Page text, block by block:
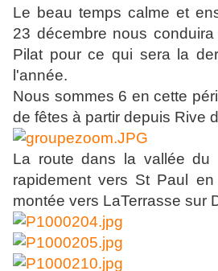
Le beau temps calme et
23 décembre nous
Pilat pour ce qui sera la
l'année.
Nous sommes 6 en cette
de fêtes à partir depuis Rive
La route dans la vallée du
rapidement vers St Paul
montée vers LaTerrasse sur